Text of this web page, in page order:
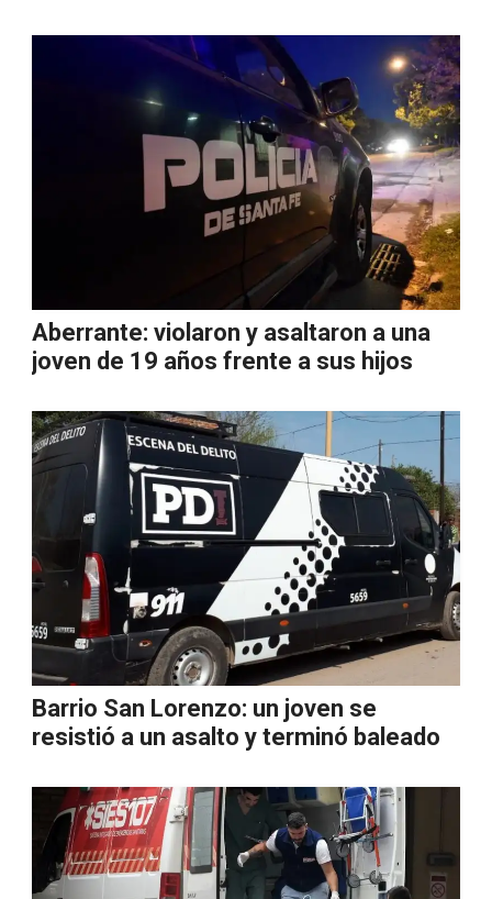
Aberrante: violaron y asaltaron a una
joven de 19 años frente a sus hijos
Barrio San Lorenzo: un joven se
resistió a un asalto y terminó baleado